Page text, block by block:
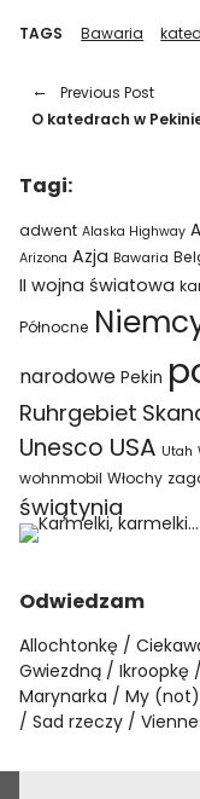
TAGS Bawaria
Previous Post
O katedrach w
Tagi:
adwent Alaska Highway
Arizona Azja Bawaria
II wojna światowa
Północne
narodowe Pekin
Ruhrgebiet
Unesco USA Utah
wohnmobil Włochy
świątynia
Odwiedzam
Allochtonkę
Gwiezdną
Ikroopkę
Marynarka
My
Sad rzeczy